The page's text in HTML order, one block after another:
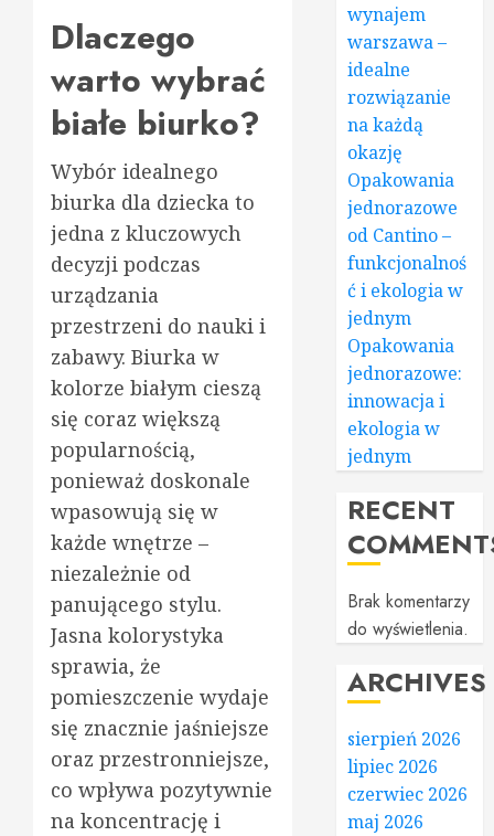
Dlaczego
warto wybrać
białe biurko?
Wybór idealnego
biurka dla dziecka to
jedna z kluczowych
decyzji podczas
urządzania
przestrzeni do nauki i
zabawy. Biurka w
kolorze białym cieszą
się coraz większą
popularnością,
ponieważ doskonale
wpasowują się w
każde wnętrze –
niezależnie od
panującego stylu.
Jasna kolorystyka
sprawia, że
pomieszczenie wydaje
się znacznie jaśniejsze
oraz przestronniejsze,
co wpływa pozytywnie
na koncentrację i
wynajem
warszawa –
idealne
rozwiązanie
na każdą
okazję
Opakowania
jednorazowe
od Cantino –
funkcjonalnoś
ć i ekologia w
jednym
Opakowania
jednorazowe:
innowacja i
ekologia w
jednym
RECENT
Brak komentarzy
do wyświetlenia.
ARCHIVES
sierpień 2026
lipiec 2026
czerwiec 2026
maj 2026